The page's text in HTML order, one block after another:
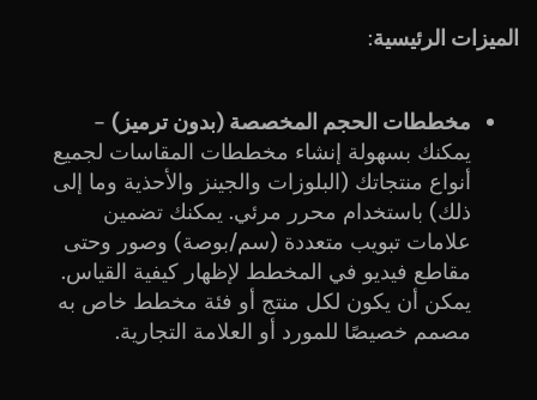
الميزات الرئيسية:
مخططات الحجم المخصصة (بدون ترميز) -
يمكنك بسهولة إنشاء مخططات المقاسات لجميع
أنواع منتجاتك (البلوزات والجينز والأحذية وما إلى
ذلك) باستخدام محرر مرئي. يمكنك تضمين
علامات تبويب متعددة (سم/بوصة) وصور وحتى
مقاطع فيديو في المخطط لإظهار كيفية القياس.
يمكن أن يكون لكل منتج أو فئة مخطط خاص به
مصمم خصيصًا للمورد أو العلامة التجارية.